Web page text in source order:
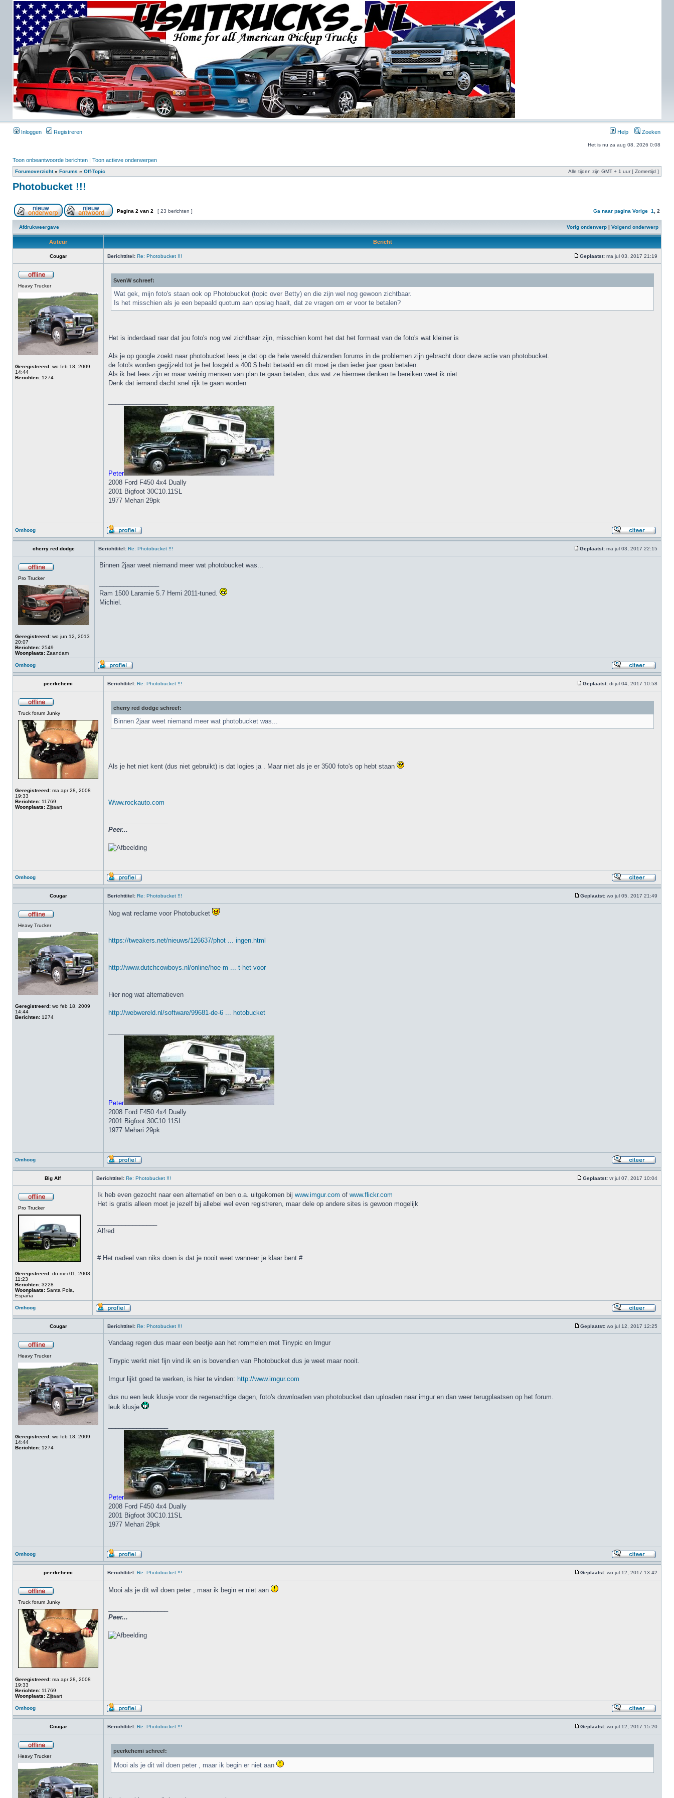
Inloggen Registreren Help Zoeken
Het is nu za aug 08, 2026 0:08
Toon onbeantwoorde berichten | Toon actieve onderwerpen
Forumoverzicht» Forums » Off-Topic Alle tijden zijn GMT + 1 uur [ Zomertijd ]
Photobucket !!!
Pagina 2 van 2 [ 23 berichten ] Ga naar pagina Vorige 1 2
Afdrukweergave Vorig onderwerp | Volgend onderwerp
Auteur Bericht
Cougar Berichttitel: Re: Photobucket !!! Geplaatst: ma jul 03, 2017 21:19
Heavy Trucker
Geregistreerd: wo feb 18, 2009
14:44
Berichten: 1274
SvenW schreef:
Wat gek, mijn foto's staan ook op Photobucket (topic over Betty) en die zijn wel nog gewoon zichtbaar.
Is het misschien als je een bepaald quotum aan opslag haalt, dat ze vragen om er voor te betalen?
Het is inderdaad raar dat jou foto's nog wel zichtbaar zijn, misschien komt het dat het formaat van de foto's wat kleiner is
Als je op google zoekt naar photobucket lees je dat op de hele wereld duizenden forums in de problemen zijn gebracht door deze actie van photobucket.
de foto's worden gegijzeld tot je het losgeld a 400 $ hebt betaald en dit moet je dan ieder jaar gaan betalen.
Als ik het lees zijn er maar weinig mensen van plan te gaan betalen, dus wat ze hiermee denken te bereiken weet ik niet.
Denk dat iemand dacht snel rijk te gaan worden
Peter
2008 Ford F450 4x4 Dually
2001 Bigfoot 30C10.11SL
1977 Mehari 29pk
Omhoog
cherry red dodge Berichttitel: Re: Photobucket !!! Geplaatst: ma jul 03, 2017 22:15
Pro Trucker
Geregistreerd: wo jun 12, 2013
20:07
Berichten: 2549
Woonplaats: Zaandam
Binnen 2jaar weet niemand meer wat photobucket was...
Ram 1500 Laramie 5.7 Hemi 2011-tuned.
Michiel.
Omhoog
peerkehemi Berichttitel: Re: Photobucket !!! Geplaatst: di jul 04, 2017 10:58
Truck forum Junky
Geregistreerd: ma apr 28, 2008
19:33
Berichten: 11769
Woonplaats: Zijtaart
cherry red dodge schreef:
Binnen 2jaar weet niemand meer wat photobucket was...
Als je het niet kent (dus niet gebruikt) is dat logies ja . Maar niet als je er 3500 foto's op hebt staan
Www.rockauto.com
Peer...
Omhoog
Cougar Berichttitel: Re: Photobucket !!! Geplaatst: wo jul 05, 2017 21:49
Heavy Trucker
Geregistreerd: wo feb 18, 2009
14:44
Berichten: 1274
Nog wat reclame voor Photobucket
https://tweakers.net/nieuws/126637/phot ... ingen.html
http://www.dutchcowboys.nl/online/hoe-m ... t-het-voor
Hier nog wat alternatieven
http://webwereld.nl/software/99681-de-6 ... hotobucket
Peter
2008 Ford F450 4x4 Dually
2001 Bigfoot 30C10.11SL
1977 Mehari 29pk
Omhoog
Big Alf Berichttitel: Re: Photobucket !!! Geplaatst: vr jul 07, 2017 10:04
Pro Trucker
Geregistreerd: do mei 01, 2008
11:23
Berichten: 3228
Woonplaats: Santa Pola,
España
Ik heb even gezocht naar een alternatief en ben o.a. uitgekomen bij www.imgur.com of www.flickr.com
Het is gratis alleen moet je jezelf bij allebei wel even registreren, maar dele op andere sites is gewoon mogelijk
Alfred
# Het nadeel van niks doen is dat je nooit weet wanneer je klaar bent #
Omhoog
Cougar Berichttitel: Re: Photobucket !!! Geplaatst: wo jul 12, 2017 12:25
Heavy Trucker
Geregistreerd: wo feb 18, 2009
14:44
Berichten: 1274
Vandaag regen dus maar een beetje aan het rommelen met Tinypic en Imgur
Tinypic werkt niet fijn vind ik en is bovendien van Photobucket dus je weet maar nooit.
Imgur lijkt goed te werken, is hier te vinden: http://www.imgur.com
dus nu een leuk klusje voor de regenachtige dagen, foto's downloaden van photobucket dan uploaden naar imgur en dan weer terugplaatsen op het forum.
leuk klusje
Peter
2008 Ford F450 4x4 Dually
2001 Bigfoot 30C10.11SL
1977 Mehari 29pk
Omhoog
peerkehemi Berichttitel: Re: Photobucket !!! Geplaatst: wo jul 12, 2017 13:42
Truck forum Junky
Geregistreerd: ma apr 28, 2008
19:33
Berichten: 11769
Woonplaats: Zijtaart
Mooi als je dit wil doen peter , maar ik begin er niet aan
Peer...
Omhoog
Cougar Berichttitel: Re: Photobucket !!! Geplaatst: wo jul 12, 2017 15:20
Heavy Trucker
peerkehemi schreef:
Mooi als je dit wil doen peter , maar ik begin er niet aan